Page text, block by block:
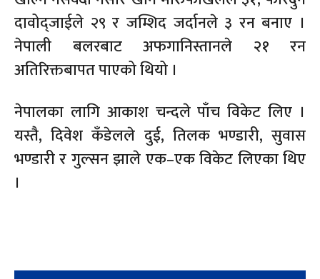
दावोद्जाईले २९ र जम्शिद जर्दानले ३ रन बनाए ।
नेपाली बलरबाट अफगानिस्तानले २१ रन
अतिरिक्तबापत पाएको थियो ।
नेपालका लागि आकाश चन्दले पाँच विकेट लिए ।
यस्तै, दिवेश कँडेलले दुई, तिलक भण्डारी, सुवास
भण्डारी र गुल्सन झाले एक–एक विकेट लिएका थिए
।